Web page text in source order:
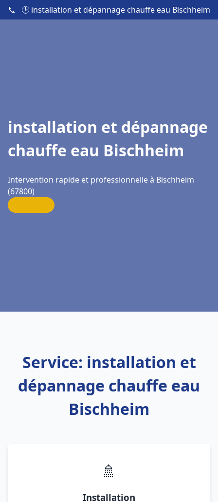
📞 🕒 installation et dépannage chauffe eau Bischheim
installation et dépannage
chauffe eau Bischheim
Intervention rapide et professionnelle à Bischheim
(67800)
Service: installation et
dépannage chauffe eau
Bischheim
🚿
Installation